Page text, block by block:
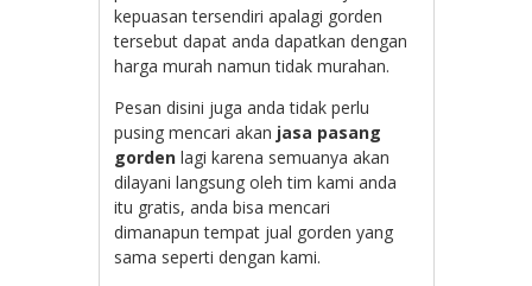
kepuasan tersendiri apalagi gorden
tersebut dapat anda dapatkan dengan
harga murah namun tidak murahan.
Pesan disini juga anda tidak perlu
pusing mencari akan jasa pasang
gorden lagi karena semuanya akan
dilayani langsung oleh tim kami anda
itu gratis, anda bisa mencari
dimanapun tempat jual gorden yang
sama seperti dengan kami.